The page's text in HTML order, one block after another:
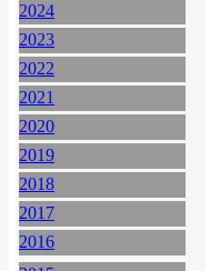
2024
2023
2022
2021
2020
2019
2018
2017
2016